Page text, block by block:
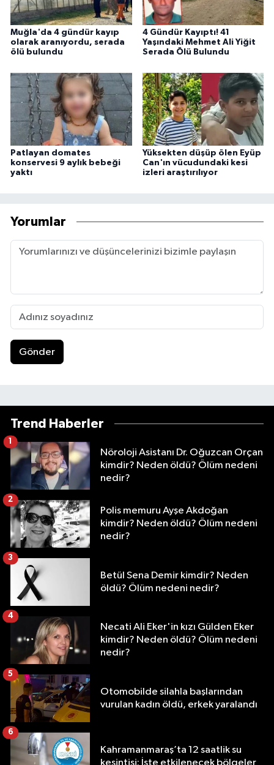
Muğla'da 4 gündür kayıp
olarak aranıyordu, serada
ölü bulundu
4 Gündür Kayıptı! 41
Yaşındaki Mehmet Ali Yiğit
Serada Ölü Bulundu
Patlayan domates
konservesi 9 aylık bebeği
yaktı
Yüksekten düşüp ölen Eyüp
Can'ın vücudundaki kesi
izleri araştırılıyor
Yorumlar
Gönder
Trend Haberler
Nöroloji Asistanı Dr. Oğuzcan Orçan
kimdir? Neden öldü? Ölüm nedeni
nedir?
1
Polis memuru Ayşe Akdoğan
kimdir? Neden öldü? Ölüm nedeni
nedir?
2
Betül Sena Demir kimdir? Neden
öldü? Ölüm nedeni nedir?
3
Necati Ali Eker'in kızı Gülden Eker
kimdir? Neden öldü? Ölüm nedeni
nedir?
4
Otomobilde silahla başlarından
vurulan kadın öldü, erkek yaralandı
5
Kahramanmaraş’ta 12 saatlik su
kesintisi: İşte etkilenecek bölgeler
6